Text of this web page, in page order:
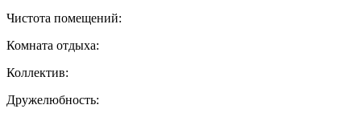
Чистота помещений:
Комната отдыха:
Коллектив:
Дружелюбность: